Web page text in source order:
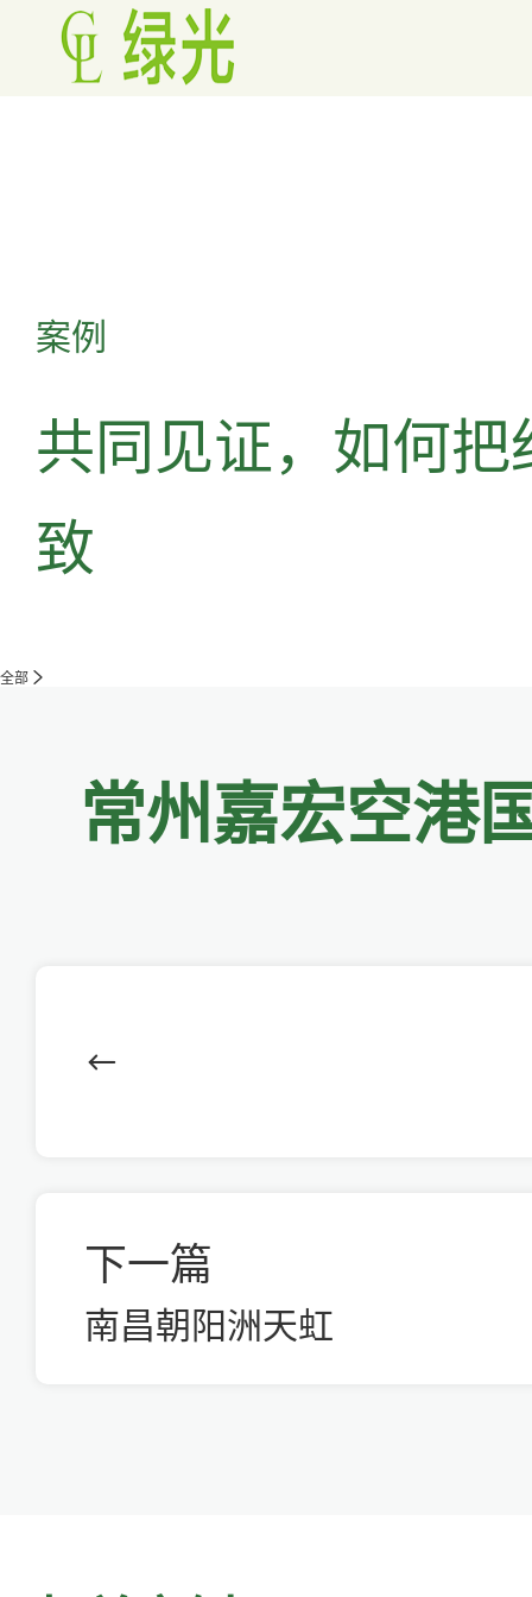
案例
共同见证，如何把
致
全部
常州嘉宏空港
下一篇
南昌朝阳洲天虹